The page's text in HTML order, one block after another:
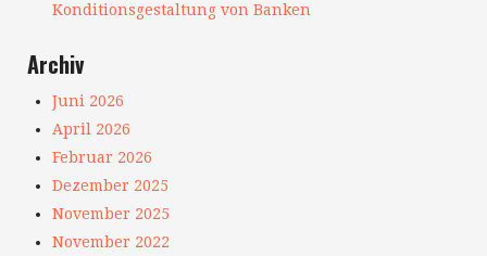
Konditionsgestaltung von Banken
Archiv
Juni 2026
April 2026
Februar 2026
Dezember 2025
November 2025
November 2022